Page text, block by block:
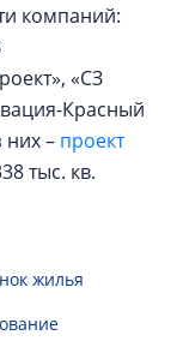
компаний:
«СЗ
Красный
– проект
тыс. кв.
жилья